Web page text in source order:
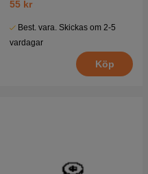
55 kr
Best. vara. Skickas om 2-5
vardagar
Köp